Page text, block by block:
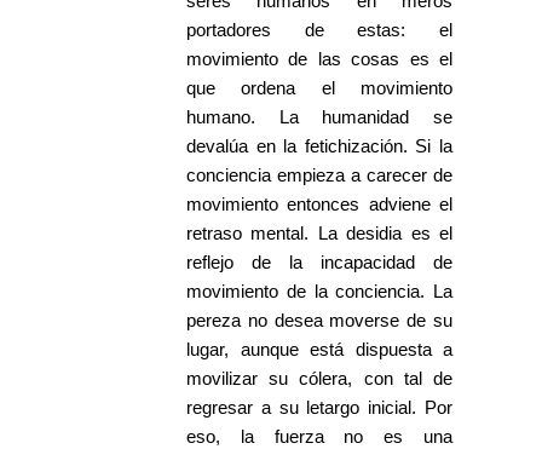
portadores de estas: el
movimiento de las cosas es el
que ordena el movimiento
humano. La humanidad se
devalúa en la fetichización. Si la
conciencia empieza a carecer de
movimiento entonces adviene el
retraso mental. La desidia es el
reflejo de la incapacidad de
movimiento de la conciencia. La
pereza no desea moverse de su
lugar, aunque está dispuesta a
movilizar su cólera, con tal de
regresar a su letargo inicial. Por
eso, la fuerza no es una